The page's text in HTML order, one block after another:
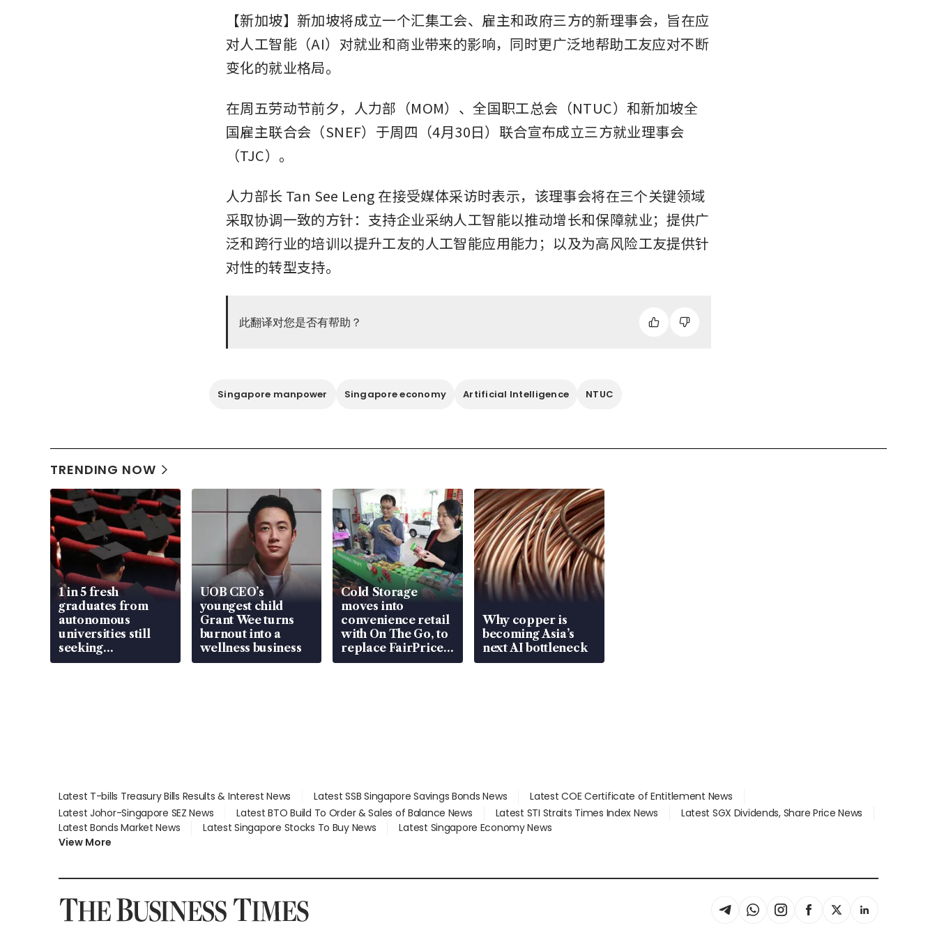
【新加坡】新加坡将成立一个汇集工会、雇主和政府三方的新理事会，旨在应
对人工智能（AI）对就业和商业带来的影响，同时更广泛地帮助工友应对不断
变化的就业格局。
在周五劳动节前夕，人力部（MOM）、全国职工总会（NTUC）和新加坡全
国雇主联合会（SNEF）于周四（4月30日）联合宣布成立三方就业理事会
（TJC）。
人力部长 Tan See Leng 在接受媒体采访时表示，该理事会将在三个关键领域
采取协调一致的方针：支持企业采纳人工智能以推动增长和保障就业；提供广
泛和跨行业的培训以提升工友的人工智能应用能力；以及为高风险工友提供针
对性的转型支持。
此翻译对您是否有帮助？
Singapore manpower Singapore economy Artificial Intelligence NTUC
TRENDING NOW
1 in 5 fresh
graduates from
autonomous
universities still
seeking
employment: MOM
UOB CEO’s
youngest child
Grant Wee turns
burnout into a
wellness business
Cold Storage
moves into
convenience retail
with On The Go, to
replace FairPrice
at 58 Esso stations
Why copper is
becoming Asia’s
next AI bottleneck
Latest T-bills Treasury Bills Results & Interest News Latest SSB Singapore Savings Bonds News
Latest COE Certificate of Entitlement News
Latest Johor-Singapore SEZ News
Latest BTO Build To Order & Sales of Balance News Latest STI Straits Times Index News
Latest SGX Dividends, Share Price News
Latest Bonds Market News
Latest Singapore Stocks To Buy News
Latest Singapore Economy News
View More